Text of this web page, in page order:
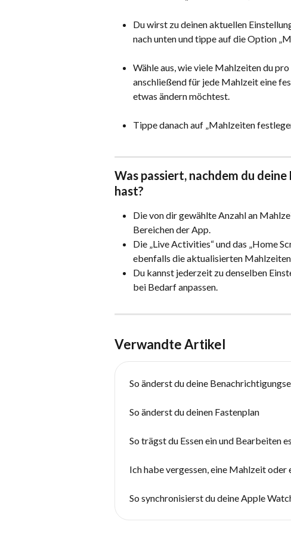
Du wirst zu deinen aktuellen
nach unten und tippe auf die Option
Wähle aus, wie viele Mahlzeiten du
anschließend für jede Mahlzeit eine
etwas ändern möchtest.
Tippe danach auf „Mahlzeiten
Was passiert, nachdem du
hast?
Die von dir gewählte Anzahl an
Bereichen der App.
Die „Live Activities“ und das „Home
ebenfalls die aktualisierten
Du kannst jederzeit zu denselben
bei Bedarf anpassen.
Verwandte Artikel
So änderst du deine
So änderst du deinen Fastenplan
So trägst du Essen ein und Bearbeiten es
Ich habe vergessen, eine Mahlzeit oder
So synchronisierst du deine Apple